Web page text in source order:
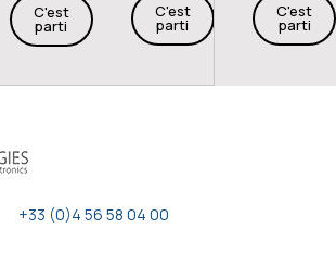
C'est
parti
C'est
parti
C'est
parti
+33 (0)4 56 58 04 00